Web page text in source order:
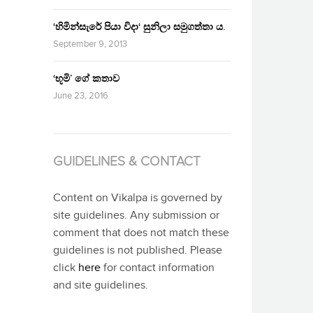
‘හිමින්සැරේ පියා විදා‘ සුනිලා සමුගත්තා ය.
September 9, 2013
‘භූමි’ ගේ කතාව
June 23, 2016
GUIDELINES & CONTACT
Content on Vikalpa is governed by
site guidelines. Any submission or
comment that does not match these
guidelines is not published. Please
click here for contact information
and site guidelines.